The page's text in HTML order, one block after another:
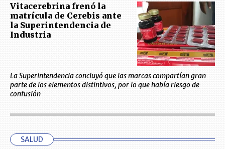
Vitacerebrina frenó la
matrícula de Cerebis ante
la Superintendencia de
Industria
La Superintendencia concluyó que las marcas compartían gran
parte de los elementos distintivos, por lo que había riesgo de
confusión
SALUD